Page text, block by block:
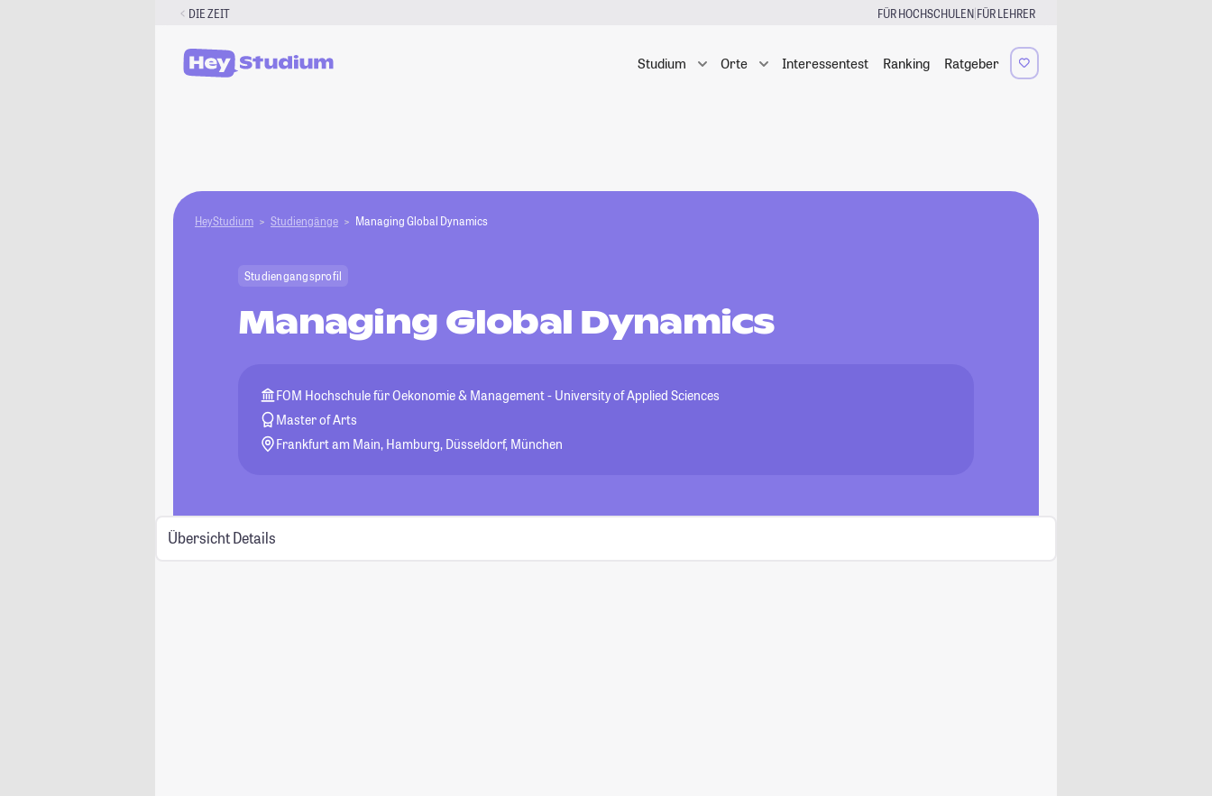
DIE ZEIT FÜR HOCHSCHULEN|FÜR LEHRER
Studium Orte Interessentest Ranking Ratgeber
HeyStudium Studiengänge Managing Global Dynamics
Studiengangsprofil
Managing Global Dynamics
FOM Hochschule für Oekonomie & Management - University of Applied Sciences
Master of Arts
Frankfurt am Main, Hamburg, Düsseldorf, München
Übersicht Details